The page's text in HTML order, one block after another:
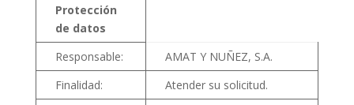
Protección
de datos
Responsable:
AMAT Y NUÑEZ, S.A.
Finalidad:
Atender su solicitud.